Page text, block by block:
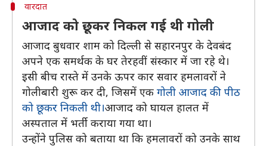
वारदात
आजाद को छूकर निकल गई थी गोली
आजाद बुधवार शाम को दिल्ली से सहारनपुर के देवबंद
अपने एक समर्थक के घर तेरहवीं संस्कार में जा रहे थे।
इसी बीच रास्ते में उनके ऊपर कार सवार हमलावरों ने
गोलीबारी शुरू कर दी, जिसमें एक गोली आजाद की पीठ
को छूकर निकली थी।आजाद को घायल हालत में
अस्पताल में भर्ती कराया गया था।
उन्होंने पुलिस को बताया था कि हमलावरों को उनके साथ